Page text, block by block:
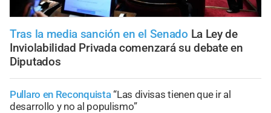
Tras la media sanción en el Senado La Ley de
Inviolabilidad Privada comenzará su debate en
Diputados
Pullaro en Reconquista“Las divisas tienen que ir al
desarrollo y no al populismo”